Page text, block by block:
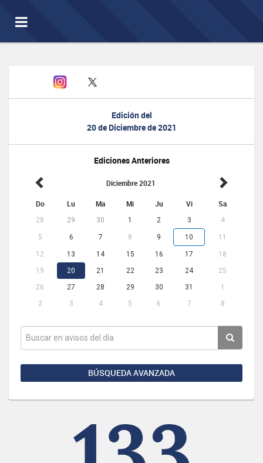
Toggle
navigation
Edición del
20 de Diciembre de 2021
Ediciones Anteriores
Diciembre 2021
Do Lu Ma Mi Ju Vi Sa
28 29 30 1 2 3 4
5 6 7 8 9 10 11
12 13 14 15 16 17
18
19
20 21 22 23 24
25
26
27 28 29 30 31
1
2
3 4 5 6 7 8
BÚSQUEDA AVANZADA